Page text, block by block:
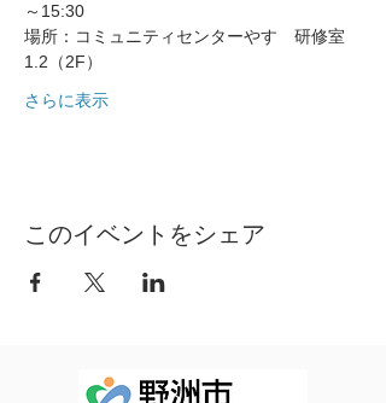
～15:30
場所：コミュニティセンターやす　研修室
1.2（2F）
さらに表示
このイベントをシェア